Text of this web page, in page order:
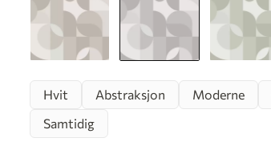
Hvit Abstraksjon Moderne
Samtidig